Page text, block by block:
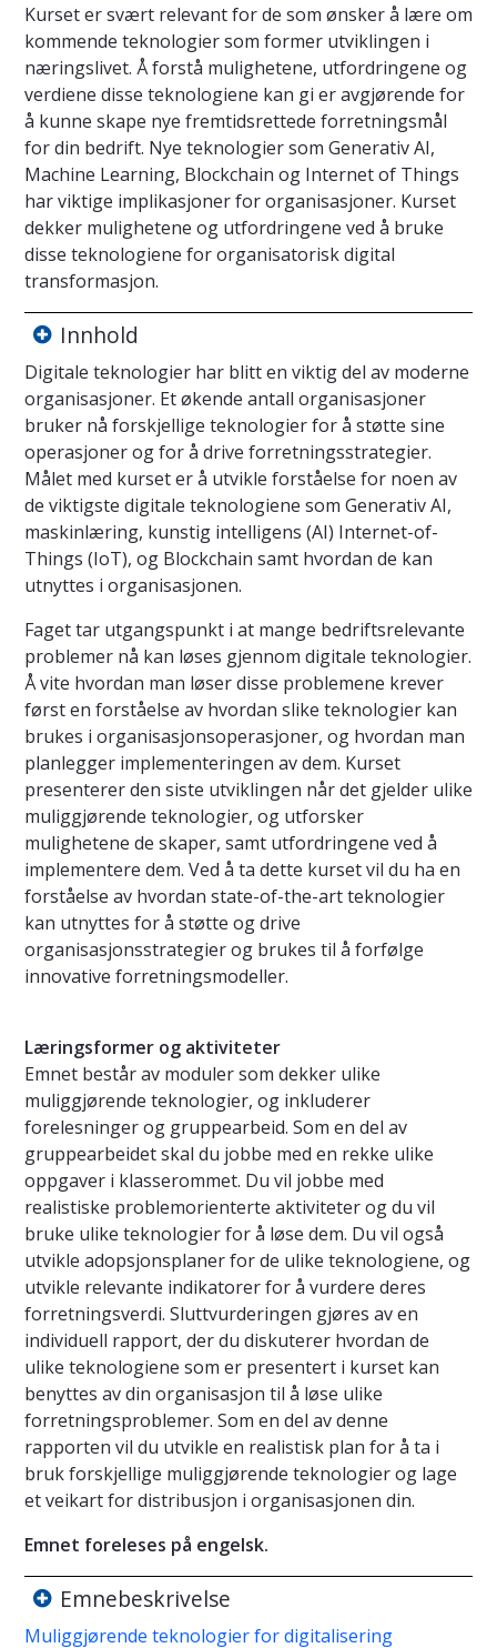
Kurset er svært relevant for de som ønsker å lære om
kommende teknologier som former utviklingen i
næringslivet. Å forstå mulighetene, utfordringene og
verdiene disse teknologiene kan gi er avgjørende for
å kunne skape nye fremtidsrettede forretningsmål
for din bedrift. Nye teknologier som Generativ AI,
Machine Learning, Blockchain og Internet of Things
har viktige implikasjoner for organisasjoner. Kurset
dekker mulighetene og utfordringene ved å bruke
disse teknologiene for organisatorisk digital
transformasjon.
Innhold
Digitale teknologier har blitt en viktig del av moderne
organisasjoner. Et økende antall organisasjoner
bruker nå forskjellige teknologier for å støtte sine
operasjoner og for å drive forretningsstrategier.
Målet med kurset er å utvikle forståelse for noen av
de viktigste digitale teknologiene som Generativ AI,
maskinlæring, kunstig intelligens (AI) Internet-of-
Things (IoT), og Blockchain samt hvordan de kan
utnyttes i organisasjonen.
Faget tar utgangspunkt i at mange bedriftsrelevante
problemer nå kan løses gjennom digitale teknologier.
Å vite hvordan man løser disse problemene krever
først en forståelse av hvordan slike teknologier kan
brukes i organisasjonsoperasjoner, og hvordan man
planlegger implementeringen av dem. Kurset
presenterer den siste utviklingen når det gjelder ulike
muliggjørende teknologier, og utforsker
mulighetene de skaper, samt utfordringene ved å
implementere dem. Ved å ta dette kurset vil du ha en
forståelse av hvordan state-of-the-art teknologier
kan utnyttes for å støtte og drive
organisasjonsstrategier og brukes til å forfølge
innovative forretningsmodeller.
Læringsformer og aktiviteter
Emnet består av moduler som dekker ulike
muliggjørende teknologier, og inkluderer
forelesninger og gruppearbeid. Som en del av
gruppearbeidet skal du jobbe med en rekke ulike
oppgaver i klasserommet. Du vil jobbe med
realistiske problemorienterte aktiviteter og du vil
bruke ulike teknologier for å løse dem. Du vil også
utvikle adopsjonsplaner for de ulike teknologiene, og
utvikle relevante indikatorer for å vurdere deres
forretningsverdi. Sluttvurderingen gjøres av en
individuell rapport, der du diskuterer hvordan de
ulike teknologiene som er presentert i kurset kan
benyttes av din organisasjon til å løse ulike
forretningsproblemer. Som en del av denne
rapporten vil du utvikle en realistisk plan for å ta i
bruk forskjellige muliggjørende teknologier og lage
et veikart for distribusjon i organisasjonen din.
Emnet foreleses på engelsk.
Emnebeskrivelse
Muliggjørende teknologier for digitalisering